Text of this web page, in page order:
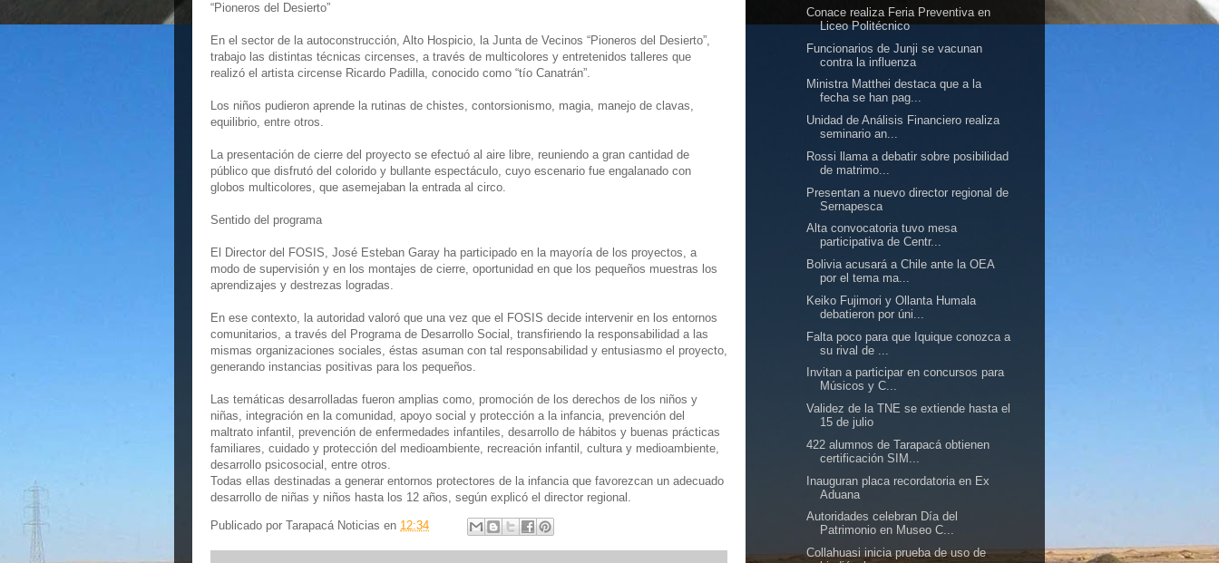
“Pioneros del Desierto”
En el sector de la autoconstrucción, Alto Hospicio, la Junta de Vecinos “Pioneros del Desierto”,
trabajo las distintas técnicas circenses, a través de multicolores y entretenidos talleres que
realizó el artista circense Ricardo Padilla, conocido como “tío Canatrán”.
Los niños pudieron aprende la rutinas de chistes, contorsionismo, magia, manejo de clavas,
equilibrio, entre otros.
La presentación de cierre del proyecto se efectuó al aire libre, reuniendo a gran cantidad de
público que disfrutó del colorido y bullante espectáculo, cuyo escenario fue engalanado con
globos multicolores, que asemejaban la entrada al circo.
Sentido del programa
El Director del FOSIS, José Esteban Garay ha participado en la mayoría de los proyectos, a
modo de supervisión y en los montajes de cierre, oportunidad en que los pequeños muestras los
aprendizajes y destrezas logradas.
En ese contexto, la autoridad valoró que una vez que el FOSIS decide intervenir en los entornos
comunitarios, a través del Programa de Desarrollo Social, transfiriendo la responsabilidad a las
mismas organizaciones sociales, éstas asuman con tal responsabilidad y entusiasmo el proyecto,
generando instancias positivas para los pequeños.
Las temáticas desarrolladas fueron amplias como, promoción de los derechos de los niños y
niñas, integración en la comunidad, apoyo social y protección a la infancia, prevención del
maltrato infantil, prevención de enfermedades infantiles, desarrollo de hábitos y buenas prácticas
familiares, cuidado y protección del medioambiente, recreación infantil, cultura y medioambiente,
desarrollo psicosocial, entre otros.
Todas ellas destinadas a generar entornos protectores de la infancia que favorezcan un adecuado
desarrollo de niñas y niños hasta los 12 años, según explicó el director regional.
Publicado por Tarapacá Noticias en 12:34
Conace realiza Feria Preventiva en
Liceo Politécnico
Funcionarios de Junji se vacunan
contra la influenza
Ministra Matthei destaca que a la
fecha se han pag...
Unidad de Análisis Financiero realiza
seminario an...
Rossi llama a debatir sobre posibilidad
de matrimo...
Presentan a nuevo director regional de
Sernapesca
Alta convocatoria tuvo mesa
participativa de Centr...
Bolivia acusará a Chile ante la OEA
por el tema ma...
Keiko Fujimori y Ollanta Humala
debatieron por úni...
Falta poco para que Iquique conozca a
su rival de ...
Invitan a participar en concursos para
Músicos y C...
Validez de la TNE se extiende hasta el
15 de julio
422 alumnos de Tarapacá obtienen
certificación SIM...
Inauguran placa recordatoria en Ex
Aduana
Autoridades celebran Día del
Patrimonio en Museo C...
Collahuasi inicia prueba de uso de